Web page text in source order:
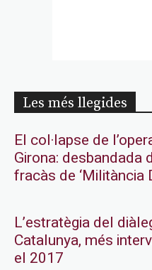
Les més llegides
El col·lapse de
Girona: desbandada
fracàs de ‘Militància
L’estratègia del
Catalunya, més
el 2017